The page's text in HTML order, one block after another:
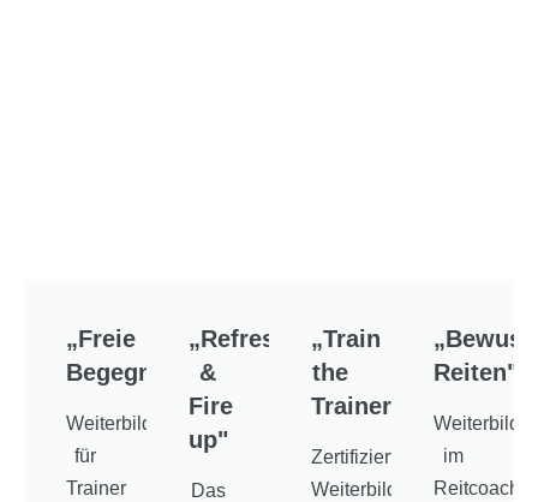
„Freie
Begegnung"
Weiterbildung
für
Trainer
„Refresh
&
Fire
up"
Das
„Train
the
Trainer“
Zertifizierte
Weiterbildung
Reiten"
im